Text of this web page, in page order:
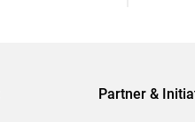
Partner &